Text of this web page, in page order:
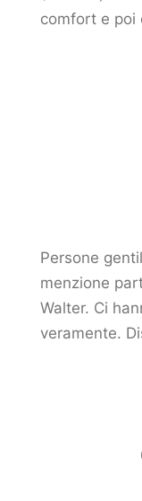
comfort e poi
Persone
menzione
Walter. Ci
veramente.